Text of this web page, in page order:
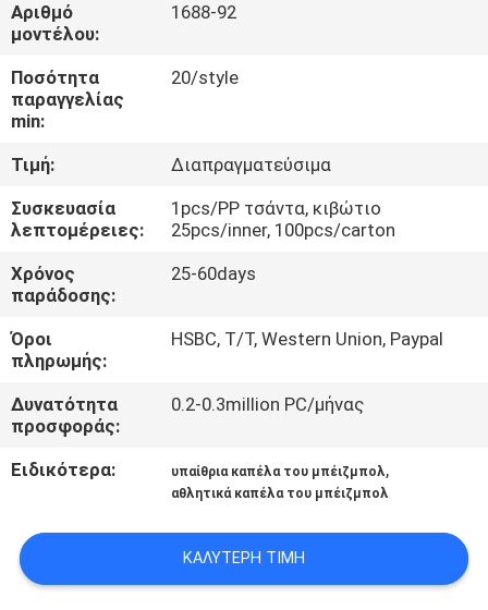
ΠΟΙΟΤΙΚΌΣ
ΈΛΕΓΧΟΣ
ΜΑΣ
ΕΛΆΤΕ
ΣΕ
ΕΠΑΦΉ
ΜΕ
ΕΙΔΉΣΕΙΣ
ΠΕΡΙΠΤΏΣΕΙΣ
PRIVACY
Αριθμό
μοντέλου:
1688-92
Ποσότητα
παραγγελίας
min:
20/style
Τιμή:
Διαπραγματεύσιμα
Συσκευασία
λεπτομέρειες:
1pcs/PP τσάντα, κιβώτιο
25pcs/inner, 100pcs/carton
Χρόνος
παράδοσης:
25-60days
Όροι
πληρωμής:
HSBC, T/T, Western Union, Paypal
Δυνατότητα
προσφοράς:
0.2-0.3million PC/μήνας
Ειδικότερα: υπαίθρια καπέλα του μπέιζμπολ,
αθλητικά καπέλα του μπέιζμπολ
ΚΑΛΎΤΕΡΗ ΤΙΜΉ